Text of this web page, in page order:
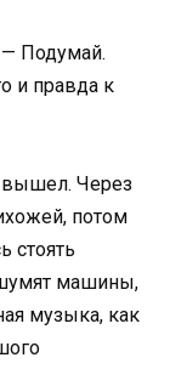
Подумай.
и правда к
вышел. Через
потом
стоять
машины,
музыка, как